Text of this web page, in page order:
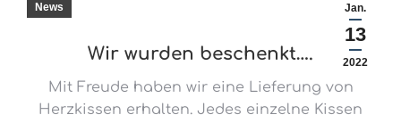
Jan.
13
2022
News
Wir wurden beschenkt….
Mit Freude haben wir eine Lieferung von
Herzkissen erhalten. Jedes einzelne Kissen